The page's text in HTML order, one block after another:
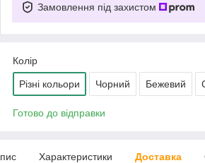
Замовлення під захистом
Колір
Різні кольори Чорний Бежевий
Готово до відправки
Характеристики Доставка